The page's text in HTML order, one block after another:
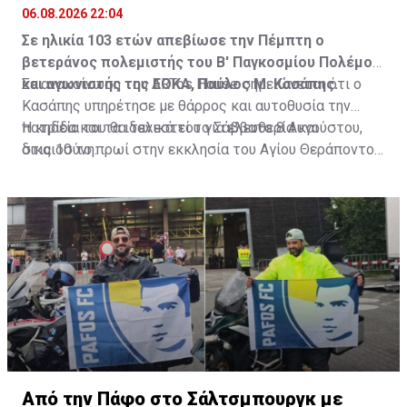
06.08.2026 22:04
Σε ηλικία 103 ετών απεβίωσε την Πέμπτη ο
βετεράνος πολεμιστής του Β' Παγκοσμίου Πολέμου
και αγωνιστής της ΕΟΚΑ, Παύλος Μ. Κασάπης.
Σε ανακοίνωση του ARTos House σημειώνεται ότι ο
Κασάπης υπηρέτησε με θάρρος και αυτοθυσία την
πατρίδα και τα ιδανικά του για ελευθερία και
δικαιοσύνη.
Η κηδεία του θα τελεστεί το Σάββατο 8 Αυγούστου,
στις 10 το πρωί στην εκκλησία του Αγίου Θεράποντος
Πηγή: ΚΥΠΕ
Από την Πάφο στο Σάλτσμπουργκ με